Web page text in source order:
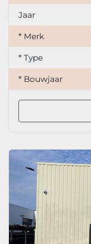
Jaar
* Merk
* Type
* Bouwjaar